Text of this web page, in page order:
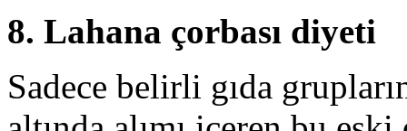
8. Lahana çorbası diyeti
Sadece belirli gıda